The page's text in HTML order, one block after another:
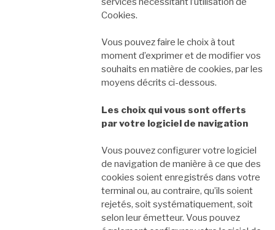
Cookies.
Vous pouvez faire le choix à tout
moment d’exprimer et de modifier vos
souhaits en matière de cookies, par les
moyens décrits ci-dessous.
Les choix qui vous sont offerts
par votre logiciel de navigation
Vous pouvez configurer votre logiciel
de navigation de manière à ce que des
cookies soient enregistrés dans votre
terminal ou, au contraire, qu’ils soient
rejetés, soit systématiquement, soit
selon leur émetteur. Vous pouvez